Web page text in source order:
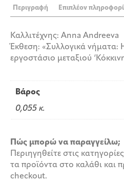
Andreeva
Περιγραφή Επιπλέον
Καλλιτέχνης: Anna Andreeva
Έκθεση: «Συλλογικά
εργοστάσιο μεταξιού
Βάρος
0,055 κ.
Πώς μπορώ να παραγγείλω;
Περιηγηθείτε στις
τα προϊόντα στο καλάθι και
checkout.